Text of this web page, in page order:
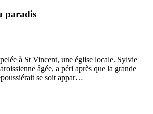
paradis
à St Vincent, une église locale. Sylvie
âgée, a péri après que la grande
se soit appar…